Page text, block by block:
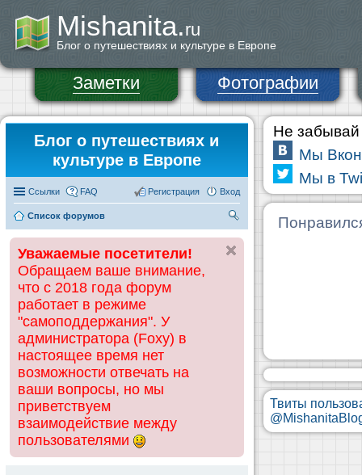
Mishanita.ru
Блог о путешествиях и культуре в Европе
Заметки Фотографии
Блог о путешествиях и
культуре в Европе
Ссылки FAQ Вход
Регистрация
Список форумов
ск
Уважаемые посетители!
Обращаем ваше внимание,
что с 2018 года форум
работает в режиме
"самоподдержания". У
администратора (Foxy) в
настоящее время нет
возможности отвечать на
ваши вопросы, но мы
приветствуем
взаимодействие между
пользователями
Не забывай
Мы
Мы в
Твиты